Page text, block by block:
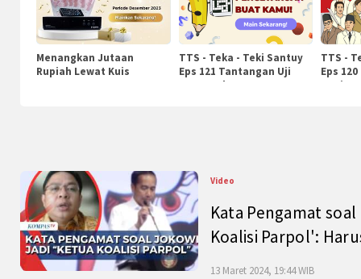
Menangkan Jutaan
Rupiah Lewat Kuis
TTS - Teka - Teki Santuy
Eps 121 Tantangan Uji
Pengetahuan
TTS -
Eps
Video
Kata Pengamat
Koalisi Parpol':
13 Maret 2024, 19:44 WIB